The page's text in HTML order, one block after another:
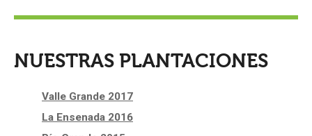
NUESTRAS PLANTACIONES
Valle Grande 2017
La Ensenada 2016